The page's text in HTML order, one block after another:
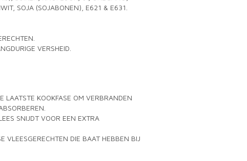
SOJA (SOJABONEN), E621 & E631.
VERSHEID.
LAATSTE KOOKFASE OM VERBRANDEN
SNIJDT VOOR EEN EXTRA
VLEESGERECHTEN DIE BAAT HEBBEN BIJ